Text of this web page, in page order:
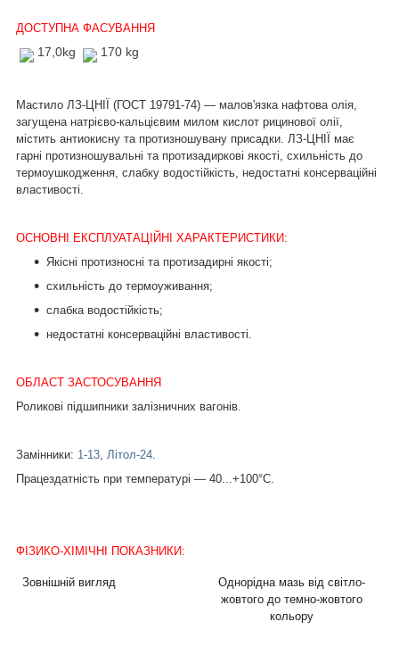
ДОСТУПНА ФАСУВАННЯ
17,0kg 170 kg
Мастило ЛЗ-ЦНІЇ (ГОСТ 19791-74) — малов'язка нафтова олія,
загущена натрієво-кальцієвим милом кислот рицинової олії,
містить антиокисну та протизношувану присадки. ЛЗ-ЦНІЇ має
гарні протизношувальні та протизадиркові якості, схильність до
термоушкодження, слабку водостійкість, недостатні консерваційні
властивості
ОСНОВНІ ЕКСПЛУАТАЦІЙНІ ХАРАКТЕРИСТИКИ:
Якісні протизносні та протизадирні якості;
схильність до термоуживання;
слабка водостійкість;
недостатні консерваційні властивості.
ОБЛАСТ ЗАСТОСУВАННЯ
Роликові підшипники залізничних вагонів.
Замінники: 1-13 Літол-24
Працездатність при температурі — 40...+100°С.
ФІЗИКО-ХІМІЧНІ ПОКАЗНИКИ:
Зовнішній вигляд
Однорідна мазь від світло-
жовтого до темно-жовтого
кольору